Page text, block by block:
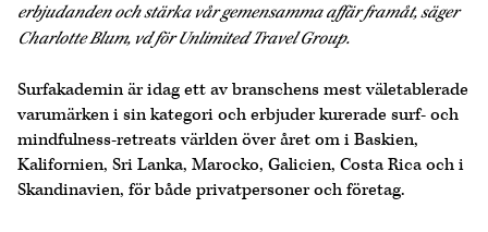
erbjudanden och stärka vår gemensamma affär framåt, säger
Charlotte Blum, vd för Unlimited Travel Group.
Surfakademin är idag ett av branschens mest väletablerade
varumärken i sin kategori och erbjuder kurerade surf- och
mindfulness-retreats världen över året om i Baskien,
Kalifornien, Sri Lanka, Marocko, Galicien, Costa Rica och i
Skandinavien, för både privatpersoner och företag.